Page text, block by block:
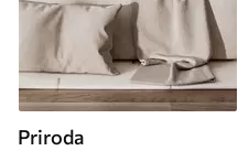
Priroda